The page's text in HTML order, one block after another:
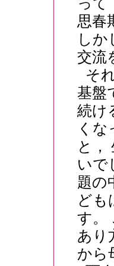
思春
しか
交流
そ
基盤
続け
く
と，
いで
題の
ども
す。
あり
から